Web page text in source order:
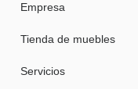
Empresa
Tienda de muebles
Servicios